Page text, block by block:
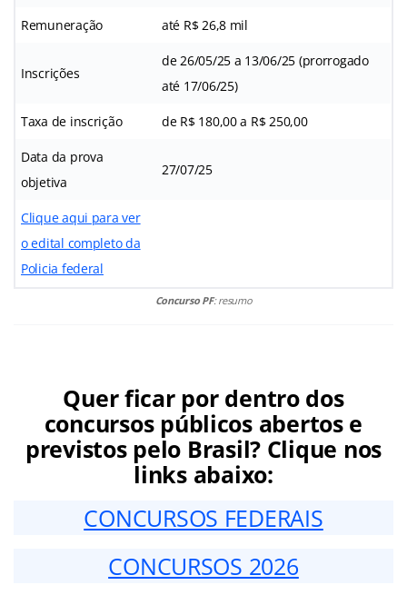
Remuneração até R$ 26,8 mil
Inscrições
de 26/05/25 a 13/06/25 (prorrogado
até 17/06/25)
Taxa de inscrição de R$ 180,00 a R$ 250,00
Data da prova
objetiva
27/07/25
Clique aqui para ver
o edital completo da
Policia federal
Concurso PF: resumo
Quer ficar por dentro dos
concursos públicos abertos e
previstos pelo Brasil? Clique nos
links abaixo:
CONCURSOS FEDERAIS
CONCURSOS 2026